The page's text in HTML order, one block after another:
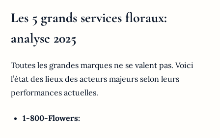
Les 5 grands services floraux:
analyse 2025
Toutes les grandes marques ne se valent pas. Voici
l’état des lieux des acteurs majeurs selon leurs
performances actuelles.
1-800-Flowers: